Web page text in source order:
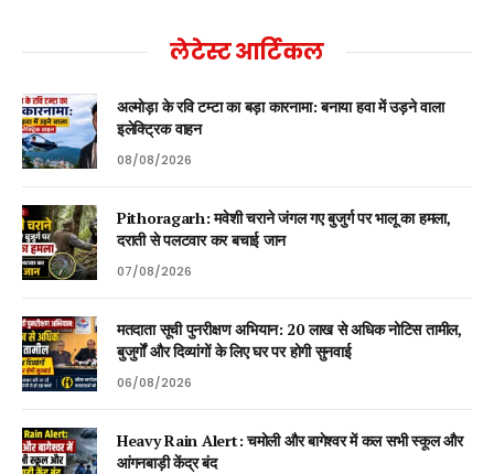
लेटेस्ट आर्टिकल
अल्मोड़ा के रवि टम्टा का बड़ा कारनामा: बनाया हवा में उड़ने वाला
इलेक्ट्रिक वाहन
08/08/2026
Pithoragarh: मवेशी चराने जंगल गए बुजुर्ग पर भालू का हमला,
दराती से पलटवार कर बचाई जान
07/08/2026
मतदाता सूची पुनरीक्षण अभियान: 20 लाख से अधिक नोटिस तामील,
बुजुर्गों और दिव्यांगों के लिए घर पर होगी सुनवाई
06/08/2026
Heavy Rain Alert: चमोली और बागेश्वर में कल सभी स्कूल और
आंगनबाड़ी केंद्र बंद